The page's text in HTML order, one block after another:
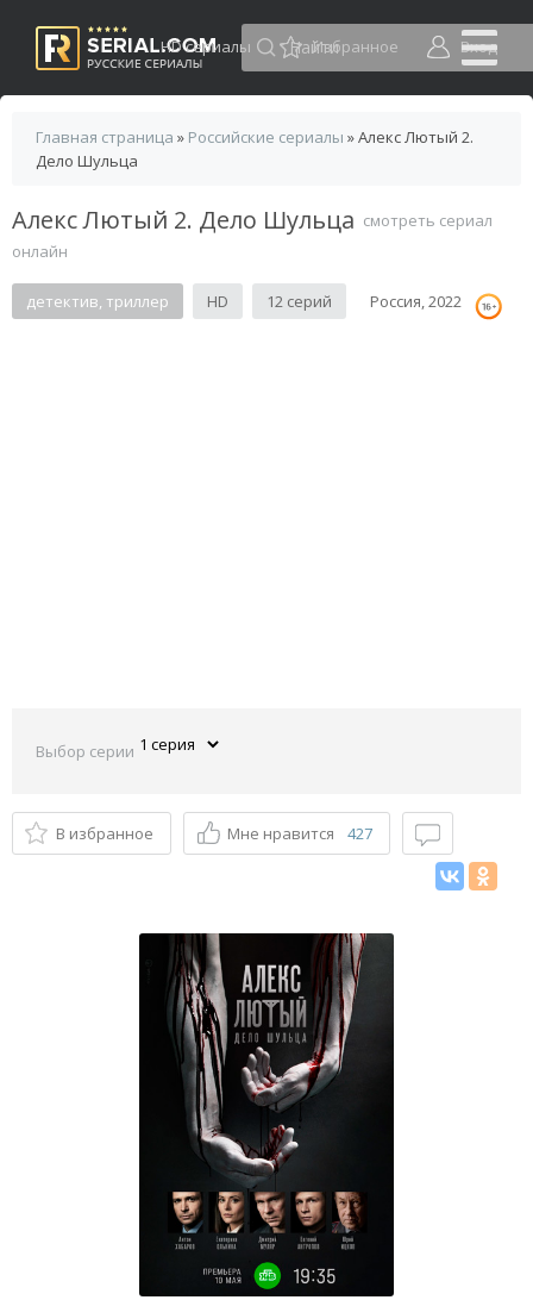
HD сериалы Избранное Вход
Главная страница » Российские сериалы » Алекс Лютый 2.
Дело Шульца
Алекс Лютый 2. Дело Шульца смотреть сериал
онлайн
детектив, триллер HD 12 серий Россия, 2022
Выбор серии
В избранное Мне нравится 427